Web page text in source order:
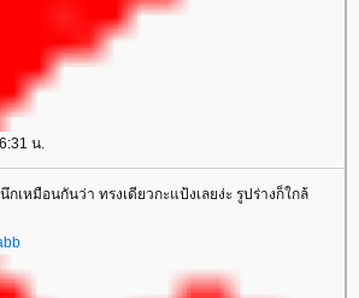
น.
กเหมือนกันว่า ทรงเดียวกะแป้งเลยง่ะ รูปร่างก็ใกล้